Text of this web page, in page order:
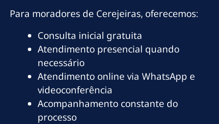
Para moradores de Cerejeiras, oferecemos:
Consulta inicial gratuita
Atendimento presencial quando
necessário
Atendimento online via WhatsApp e
videoconferência
Acompanhamento constante do
processo